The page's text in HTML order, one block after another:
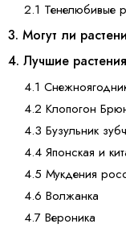
2.1 Тенелюбивые
3. Могут ли
4. Лучшие
4.1
4.2 Клопогон
4.3 Бузульник
4.4 Японская и
4.5 Мукдения
4.6 Волжанка
4.7 Вероника